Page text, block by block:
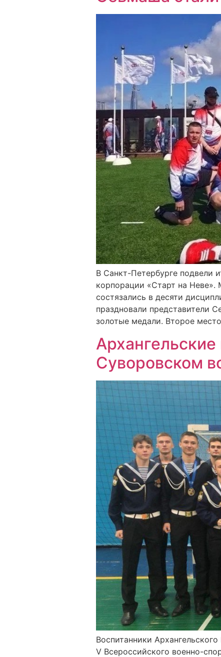
В Санкт-Петербурге подвели
корпорации «Старт на Неве».
состязались в десяти
праздновали представители
золотые медали. Второе
Суворовском
Воспитанники
V Всероссийского военно-